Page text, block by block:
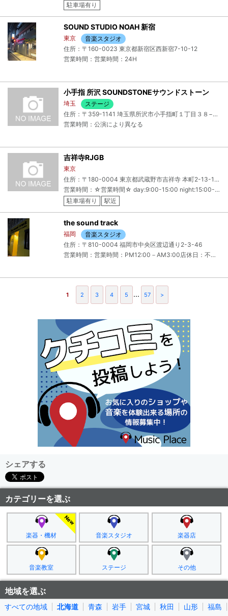
駐車場有り
SOUND STUDIO NOAH 新宿
東京
音楽スタジオ
住所：〒160-0023 東京都新宿区西新宿7-10-12
営業時間：営業時間：24H
小手指 所沢 SOUNDSTONEサウンドストーン
埼玉
ステージ
住所：〒359-1141 埼玉県所沢市小手指町１丁目３８−１３
営業時間：公演により異なる
吉祥寺RJGB
東京
住所：〒180-0004 東京都武蔵野市吉祥寺 本町2-13-14 B1
営業時間：☆営業時間☆ day:9:00-15:00 night:15:00-23:00 mid night:23:00-6:00
駐車場有り
駅近
the sound track
福岡
音楽スタジオ
住所：〒810-0004 福岡市中央区渡辺通り2-3-46
営業時間：営業時間：PM12:00－AM3:00店休日：不定休
1 2 3 4 5 ... 57 >
シェアする
カテゴリーを選ぶ
楽器・機材 音楽スタジオ 楽器店
音楽教室 ステージ その他
地域を選ぶ
すべての地域 北海道 青森 岩手 宮城 秋田 山形
福島